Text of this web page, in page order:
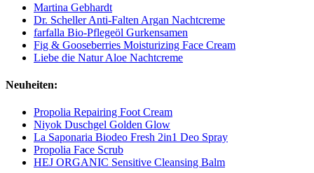
Martina Gebhardt
Dr. Scheller Anti-Falten Argan Nachtcreme
farfalla Bio-Pflegeöl Gurkensamen
Fig & Gooseberries Moisturizing Face Cream
Liebe die Natur Aloe Nachtcreme
Neuheiten:
Propolia Repairing Foot Cream
Niyok Duschgel Golden Glow
La Saponaria Biodeo Fresh 2in1 Deo Spray
Propolia Face Scrub
HEJ ORGANIC Sensitive Cleansing Balm